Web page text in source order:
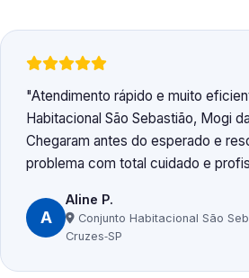
Atendimento rápido e muito
Habitacional São Sebastião, Mogi
Chegaram antes do esperado e
problema com total cuidado e
A
Aline P.
Conjunto Habitacional São
Cruzes‑SP